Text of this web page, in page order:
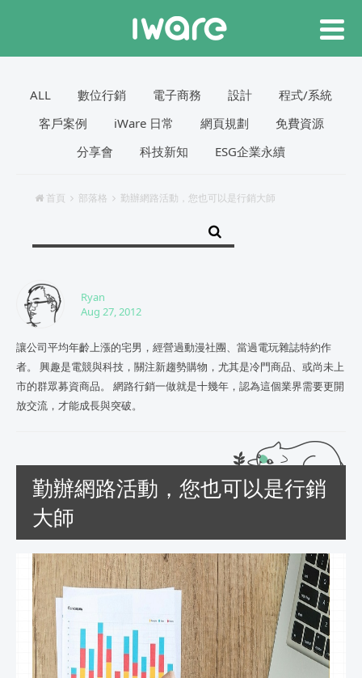
ALL 數位行銷 電子商務 設計
程式/系統
客戶案例
iWare 日常 網頁規劃
免費資源
分享會
科技新知 ESG企業永續
首頁 部落格 勤辦網路活動，您也可以是行銷大師
Ryan
Aug 27, 2012
讓公司平均年齡上漲的宅男，經營過動漫社團、當過電玩雜誌特約作
者。 興趣是電競與科技，關注新趨勢購物，尤其是冷門商品、或尚未上
市的群眾募資商品。 網路行銷一做就是十幾年，認為這個業界需要更開
放交流，才能成長與突破。
勤辦網路活動，您也可以是行銷
大師